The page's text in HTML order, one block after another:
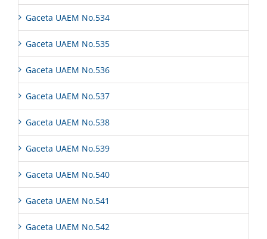
Gaceta UAEM No.534
Gaceta UAEM No.535
Gaceta UAEM No.536
Gaceta UAEM No.537
Gaceta UAEM No.538
Gaceta UAEM No.539
Gaceta UAEM No.540
Gaceta UAEM No.541
Gaceta UAEM No.542